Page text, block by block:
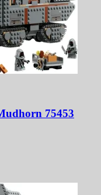
75453